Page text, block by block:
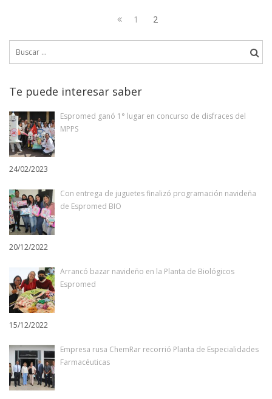
Navegación
de
entradas
Page
1 Page
2
Te puede interesar saber
Espromed ganó 1° lugar en concurso de disfraces del
MPPS
24/02/2023
Con entrega de juguetes finalizó programación navideña
de Espromed BIO
20/12/2022
Arrancó bazar navideño en la Planta de Biológicos
Espromed
15/12/2022
Empresa rusa ChemRar recorrió Planta de Especialidades
Farmacéuticas